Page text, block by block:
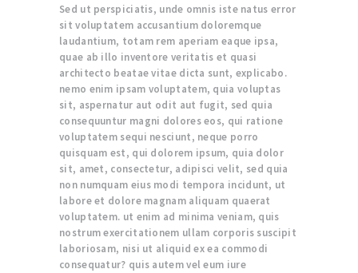
Sed ut perspiciatis, unde omnis iste natus error
sit voluptatem accusantium doloremque
laudantium, totam rem aperiam eaque ipsa,
quae ab illo inventore veritatis et quasi
architecto beatae vitae dicta sunt, explicabo.
nemo enim ipsam voluptatem, quia voluptas
sit, aspernatur aut odit aut fugit, sed quia
consequuntur magni dolores eos, qui ratione
voluptatem sequi nesciunt, neque porro
quisquam est, qui dolorem ipsum, quia dolor
sit, amet, consectetur, adipisci velit, sed quia
non numquam eius modi tempora incidunt, ut
labore et dolore magnam aliquam quaerat
voluptatem. ut enim ad minima veniam, quis
nostrum exercitationem ullam corporis suscipit
laboriosam, nisi ut aliquid ex ea commodi
consequatur? quis autem vel eum iure